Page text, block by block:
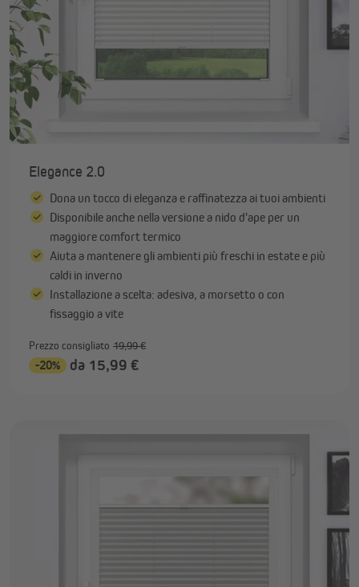
Elegance 2.0
Dona un tocco di eleganza e raffinatezza ai tuoi ambienti
Disponibile anche nella versione a nido d'ape per un
maggiore comfort termico
Aiuta a mantenere gli ambienti più freschi in estate e più
caldi in inverno
Installazione a scelta: adesiva, a morsetto o con
fissaggio a vite
Prezzo consigliato 19,99 €
-20% da 15,99 €